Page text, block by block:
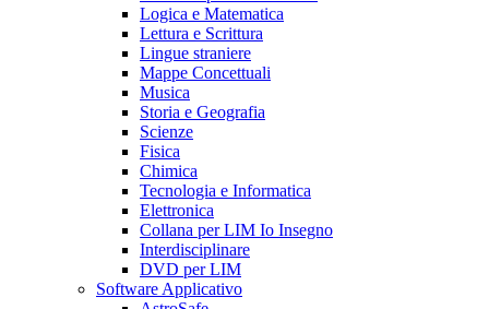
Logica e Matematica
Lettura e Scrittura
Lingue straniere
Mappe Concettuali
Musica
Storia e Geografia
Scienze
Fisica
Chimica
Tecnologia e Informatica
Elettronica
Collana per LIM Io Insegno
Interdisciplinare
DVD per LIM
Software Applicativo